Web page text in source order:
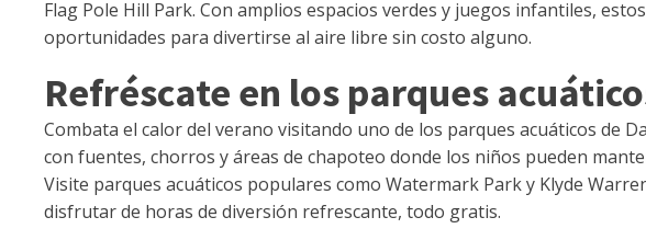
Flag Pole Hill Park. Con amplios espacios verdes y juegos infantiles,
oportunidades para divertirse al aire libre sin costo alguno.
Refréscate en los parques
Combata el calor del verano visitando uno de los parques acuáticos de
con fuentes, chorros y áreas de chapoteo donde los niños pueden
Visite parques acuáticos populares como Watermark Park y Klyde
disfrutar de horas de diversión refrescante, todo gratis.